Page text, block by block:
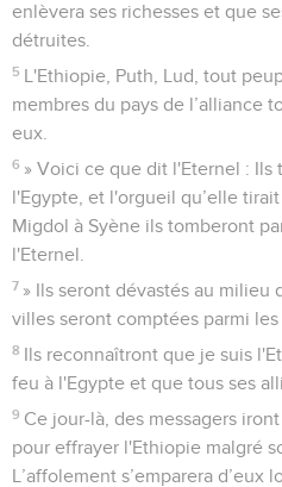
enlèvera ses richesses et que
détruites.
5 L'Ethiopie, Puth, Lud, tout
membres du pays de l’alliance
eux.
6 » Voici ce que dit l'Eternel :
l'Egypte, et l'orgueil qu’elle
Migdol à Syène ils tomberont
l'Eternel.
7 » Ils seront dévastés au milieu
villes seront comptées parmi les
8 Ils reconnaîtront que je suis
feu à l'Egypte et que tous ses
9 Ce jour-là, des messagers
pour effrayer l'Ethiopie malgré
L’affolement s’emparera d’eux